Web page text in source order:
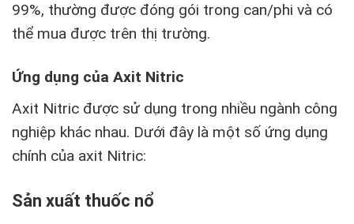
99%, thường được đóng gói trong can/phi và có
thể mua được trên thị trường.
Ứng dụng của Axit Nitric
Axit Nitric được sử dụng trong nhiều ngành công
nghiệp khác nhau. Dưới đây là một số ứng dụng
chính của axit Nitric:
Sản xuất thuốc nổ